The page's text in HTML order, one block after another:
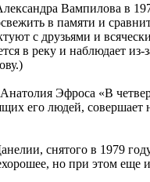
Вампилова в
в памяти и
с друзьями и
в реку и наблюдает из-
Эфроса «В
его людей, совершает
снятого в 1979
но при этом еще и